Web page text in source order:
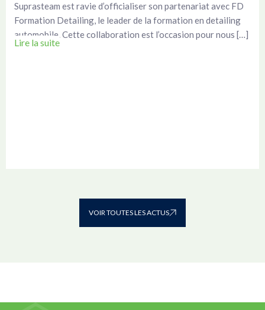
Suprasteam est ravie d’officialiser son partenariat avec FD
Formation Detailing, le leader de la formation en detailing
automobile. Cette collaboration est l’occasion pour nous […]
Lire la suite
VOIR TOUTES LES ACTUS